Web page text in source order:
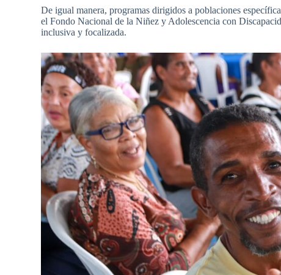
De igual manera, programas dirigidos a poblaciones
el Fondo Nacional de la Niñez y Adolescencia con
inclusiva y focalizada.